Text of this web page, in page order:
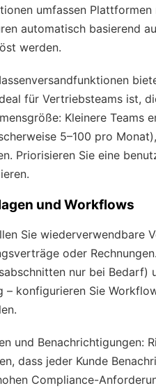
umfassen
automatisch basierend
werden.
für Vertriebsteams ist,
Kleinere Teams
5–100 pro
Priorisieren Sie eine
und Workflows
Sie wiederverwendbare
oder
nur bei Bedarf)
konfigurieren Sie
und Benachrichtigungen:
dass jeder Kunde
Compliance-